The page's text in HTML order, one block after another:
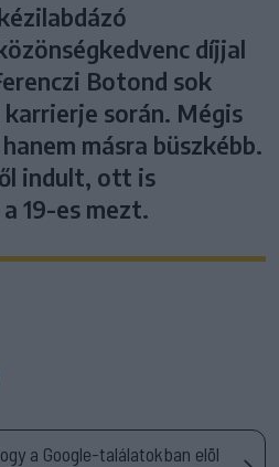
díjjal
Botond sok
során. Mégis
másra büszkébb.
indult, ott is
19-es mezt.
a Google-találatokban elöl